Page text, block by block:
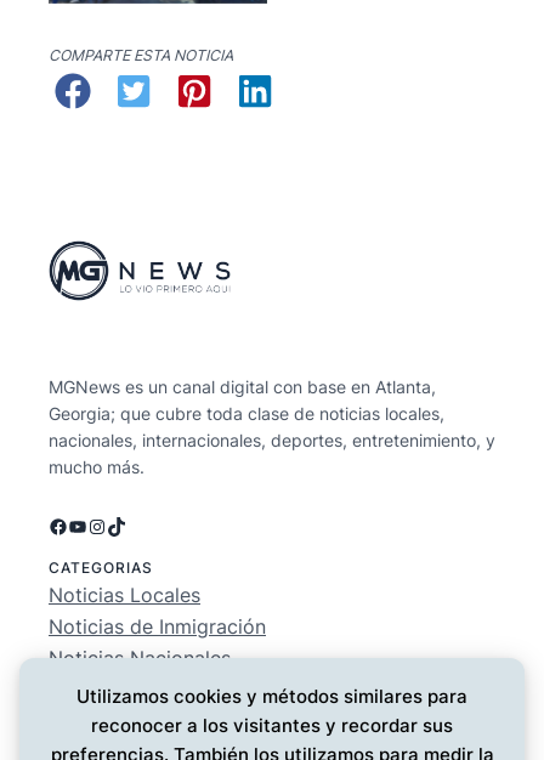
COMPARTE ESTA NOTICIA
MGNews es un canal digital con base en Atlanta,
Georgia; que cubre toda clase de noticias locales,
nacionales, internacionales, deportes, entretenimiento, y
mucho más.
Facebook
YouTube
Instagram
TikTok
CATEGORIAS
Noticias Locales
Noticias de Inmigración
Noticias Nacionales
Deportes
Entretenimiento
EMPRESA
Utilizamos cookies y métodos similares para
reconocer a los visitantes y recordar sus
preferencias. También los utilizamos para medir la